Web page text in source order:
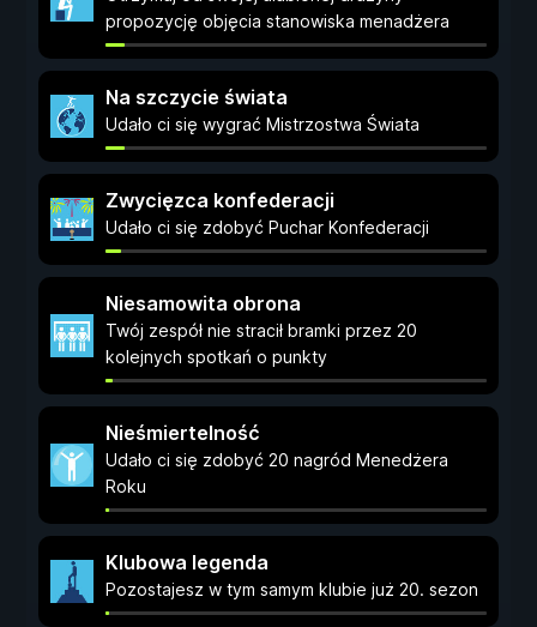
propozycję objęcia stanowiska menadżera
Na szczycie świata
Udało ci się wygrać Mistrzostwa Świata
Zwycięzca konfederacji
Udało ci się zdobyć Puchar Konfederacji
Niesamowita obrona
Twój zespół nie stracił bramki przez 20
kolejnych spotkań o punkty
Nieśmiertelność
Udało ci się zdobyć 20 nagród Menedżera
Roku
Klubowa legenda
Pozostajesz w tym samym klubie już 20. sezon